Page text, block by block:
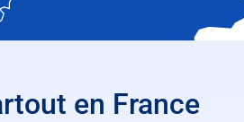
en France